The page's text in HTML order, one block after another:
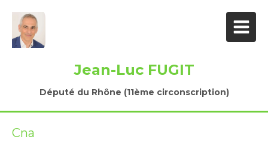
Jean-Luc FUGIT
Député du Rhône (11ème circonscription)
Cna